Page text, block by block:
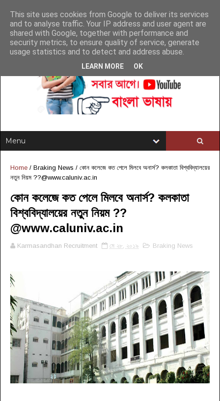
Home / Braking News / কোন কলেজে কত পেলে মিলবে অনার্স? কলকাতা বিশ্ববিদ্যালয়ের
নতুন নিয়ম ??@www.caluniv.ac.in
কোন কলেজে কত পেলে মিলবে অনার্স? কলকাতা
বিশ্ববিদ্যালয়ের নতুন নিয়ম ??
@www.caluniv.ac.in
Karmasandhan Recruitment মে ২৮, ২০১৯ Braking News
This site uses cookies from Google to deliver its services
and to analyse traffic. Your IP address and user agent are
shared with Google, together with performance and
security metrics, to ensure quality of service, generate
usage statistics and to detect and address abuse.
LEARN MORE OK